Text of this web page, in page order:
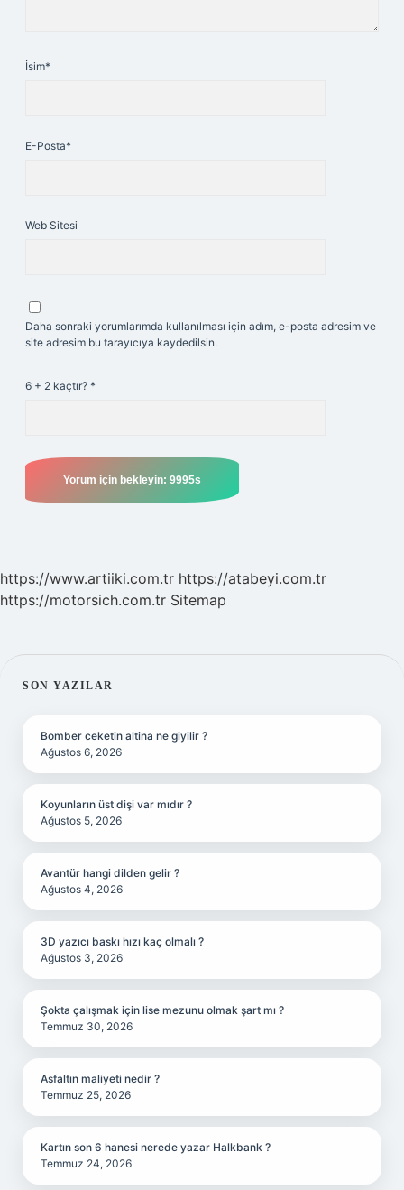
İsim*
E-Posta*
Web Sitesi
Daha sonraki yorumlarımda kullanılması için adım, e-posta adresim ve
site adresim bu tarayıcıya kaydedilsin.
6 + 2 kaçtır? *
https://www.artiiki.com.tr https://atabeyi.com.tr
https://motorsich.com.tr Sitemap
SIDEBAR
SON YAZILAR
Bomber ceketin altina ne giyilir ?
Ağustos 6, 2026
Koyunların üst dişi var mıdır ?
Ağustos 5, 2026
Avantür hangi dilden gelir ?
Ağustos 4, 2026
3D yazıcı baskı hızı kaç olmalı ?
Ağustos 3, 2026
Şokta çalışmak için lise mezunu olmak şart mı ?
Temmuz 30, 2026
Asfaltın maliyeti nedir ?
Temmuz 25, 2026
Kartın son 6 hanesi nerede yazar Halkbank ?
Temmuz 24, 2026